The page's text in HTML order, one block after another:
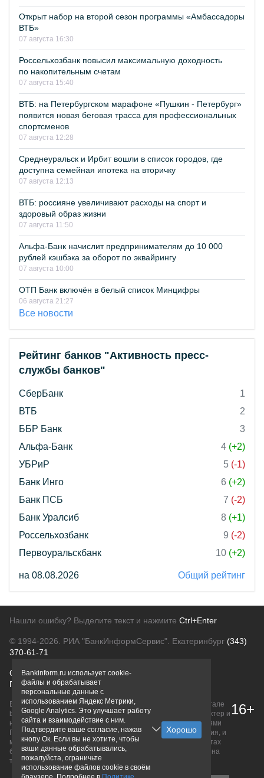
Открыт набор на второй сезон программы «Амбассадоры
ВТБ»
07 августа 16:30
Россельхозбанк повысил максимальную доходность
по накопительным счетам
07 августа 15:40
ВТБ: на Петербургском марафоне «Пушкин - Петербург»
появится новая беговая трасса для профессиональных
спортсменов
07 августа 12:28
Среднеуральск и Ирбит вошли в список городов, где
доступна семейная ипотека на вторичку
07 августа 12:13
ВТБ: россияне увеличивают расходы на спорт и
здоровый образ жизни
07 августа 11:50
Альфа-Банк начислит предпринимателям до 10 000
рублей кэшбэка за оборот по эквайрингу
07 августа 10:00
ОТП Банк включён в белый список Минцифры
06 августа 21:27
Все новости
Рейтинг банков "Активность пресс-
службы банков"
СберБанк
1
ВТБ
2
ББР Банк
3
Альфа-Банк
4 (+2)
УБРиР
5 (-1)
Банк Инго
6 (+2)
Банк ПСБ
7 (-2)
Банк Уралсиб
8 (+1)
Россельхозбанк
9 (-2)
Первоуральскбанк
10 (+2)
на 08.08.2026 Общий рейтинг
Нашли ошибку? Выделите текст и нажмите Ctrl+Enter
© 1994-2026. РИА "БанкИнформСервис". Екатеринбург (343)
370-61-71
О проектеПолитика конфиденциальности
Правовая информацияДля рекламодателей
Вся информация о продуктах банков, размещенная на портале
bankinform.ru, носит исключительно ознакомительный характер и
не является публичной офертой, определяемой положениями
ГК РФ. Информация не содержит точного и полного описания, и
может быть изменена. Конечные условия уточняйте на сайтах
банков или при личном обращении. Исключительное право на
товарные знаки принадлежит их правообладателям.
16+
Bankinform.ru использует cookie-
файлы и обрабатывает
персональные данные с
использованием Яндекс Метрики,
Google Analytics. Это улучшает работу
сайта и взаимодействие с ним.
Подтвердите ваше согласие, нажав
кнопу Ок. Если вы не хотите, чтобы
ваши данные обрабатывались,
пожалуйста, ограничьте
использование файлов cookie в своём